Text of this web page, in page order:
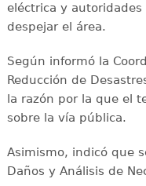
eléctrica y
despejar el área.
Según informó la
Reducción de
la razón por la que el
sobre la vía pública.
Asimismo, indicó que
Daños y Análisis de